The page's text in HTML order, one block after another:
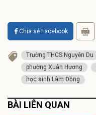
Chia sẻ Facebook
Trường THCS Nguyễn Du
phường Xuân Hương
học sinh Lâm Đồng
BÀI LIÊN QUAN